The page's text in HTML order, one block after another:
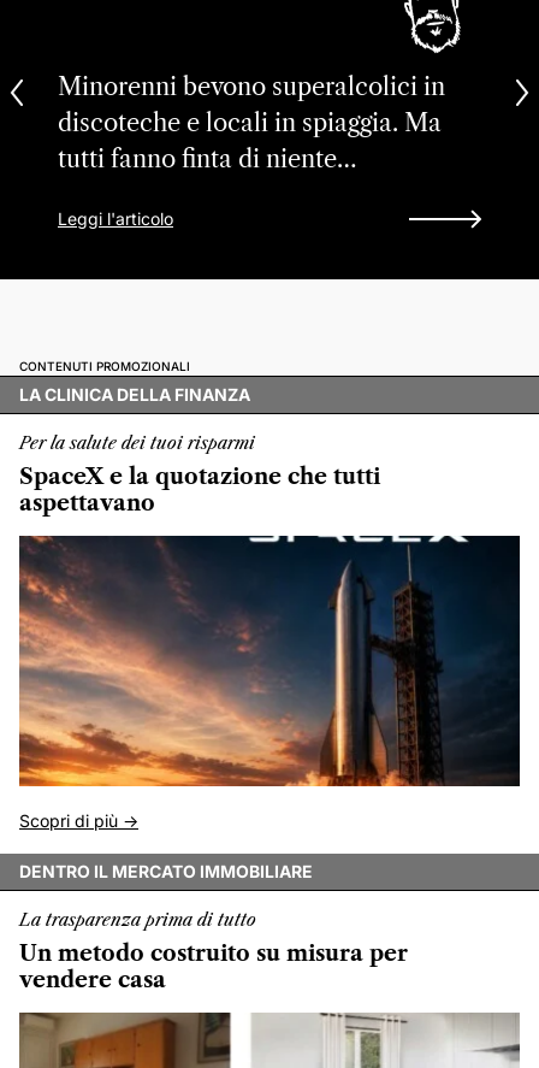
Minorenni bevono superalcolici in
discoteche e locali in spiaggia. Ma
tutti fanno finta di niente…
Leggi l'articolo
CONTENUTI PROMOZIONALI
LA CLINICA DELLA FINANZA
Per la salute dei tuoi risparmi
SpaceX e la quotazione che tutti
aspettavano
Scopri di più ->
DENTRO IL MERCATO IMMOBILIARE
La trasparenza prima di tutto
Un metodo costruito su misura per
vendere casa